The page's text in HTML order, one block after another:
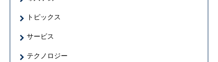
トピックス
サービス
テクノロジー